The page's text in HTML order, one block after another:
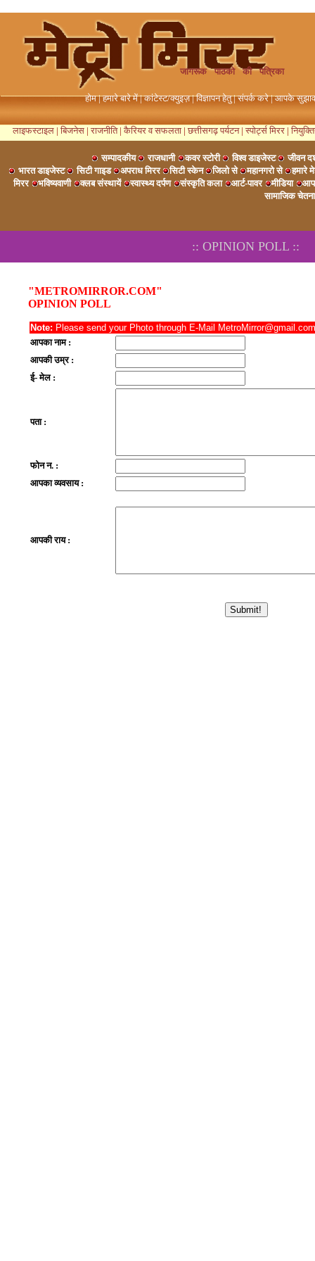
जागरूक पाठको की पत्रिका
होम|हमारे बारे में|कांटेस्ट/क्युइज़|विज्ञापन हेतु|संपर्क करे|आपके
लाइफस्टाइल |बिजनेस |राजनीति|कैरियर व सफलता |छत्तीसगढ़ पर्यटन|स्पोर्ट्स मिरर |
सम्पादकीय राजधानी कवर स्टोरी विश्व डाइजेस्ट
जीवन
भारत डाइजेस्ट
सिटी गाइड अपराध मिरर सिटी स्केन जिलो से महानगरो से
हमारे
मिरर
भविष्यवाणी क्लब संस्थायें स्वास्थ्य दर्पण संस्कृति कला आर्ट-पावर मीडिया
सामाजिक
:: OPINION POLL ::
"METROMIRROR.COM"
OPINION POLL
Note: Please send your Photo through E-Mail
आपका नाम :
आपकी उम्र :
ई- मेल :
पता :
फोन न. :
आपका व्यवसाय :
आपकी राय :